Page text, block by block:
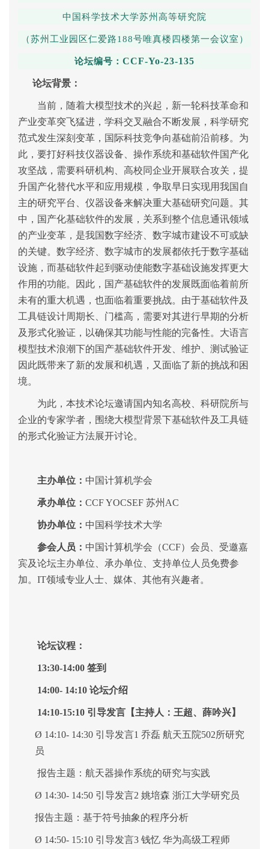
中国科学技术大学苏州高等研究院
（苏州工业园区仁爱路188号唯真楼四楼第一会议室 ）
论坛编号： CCF-Yo-23-135
论坛背景：
当前，随着大模型技术的兴起，新一轮科技革命和
产业变革突飞猛进，学科交叉融合不断发展，科学研究
范式发生深刻变革，国际科技竞争向基础前沿前移。为
此，要打好科技仪器设备、操作系统和基础软件国产化
攻坚战，需要科研机构、高校同企业开展联合攻关，提
升国产化替代水平和应用规模，争取早日实现用我国自
主的研究平台、仪器设备来解决重大基础研究问题。其
中，国产化基础软件的发展，关系到整个信息通讯领域
的产业变革，是我国数字经济、数字城市建设不可或缺
的关键。数字经济、数字城市的发展都依托于数字基础
设施，而基础软件起到驱动使能数字基础设施发挥更大
作用的功能。因此，国产基础软件的发展既面临着前所
未有的重大机遇，也面临着重要挑战。由于基础软件及
工具链设计周期长、门槛高，需要对其进行早期的分析
及形式化验证，以确保其功能与性能的完备性。大语言
模型技术浪潮下的国产基础软件开发、维护、测试验证
因此既带来了新的发展和机遇，又面临了新的挑战和困
境。
为此，本技术论坛邀请国内知名高校、科研院所与
企业的专家学者，围绕大模型背景下基础软件及工具链
的形式化验证方法展开讨论。
主办单位： 中国计算机学会
承办单位： CCF YOCSEF 苏州AC
协办单位： 中国科学技术大学
参会人员： 中国计算机学会（CCF）会员、受邀嘉
宾及论坛主办单位、承办单位、支持单位人员免费参
加。IT领域专业人士、媒体、其他有兴趣者。
论坛议程：
13:30-14:00 签到
14:00- 14:10 论坛介绍
14:10-15:10 引导发言 【主持人：王超、薛吟兴】
Ø 14:10- 14:30 引导发言1 乔磊 航天五院502所研究
员
报告主题：航天器操作系统的研究与实践
Ø 14:30- 14:50 引导发言2 姚培森 浙江大学研究员
报告主题：基于符号抽象的程序分析
Ø 14:50- 1 5:10 引导发言3 钱忆 华为高级工程师